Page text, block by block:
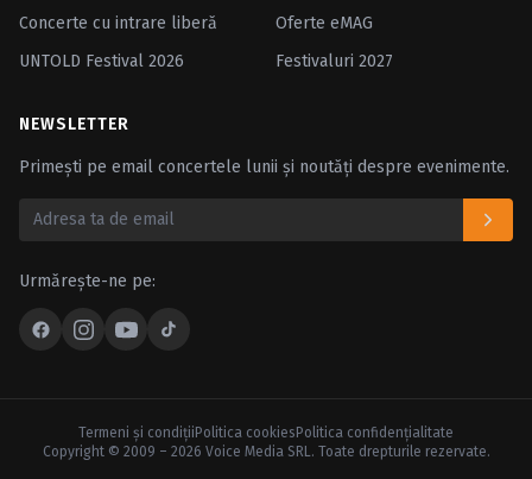
Concerte cu intrare liberă
Oferte eMAG
UNTOLD Festival 2026
Festivaluri 2027
NEWSLETTER
Primești pe email concertele lunii și noutăți despre evenimente.
Urmărește-ne pe:
Termeni şi condiţii Politica cookies Politica confidenţialitate
Copyright © 2009 – 2026 Voice Media SRL. Toate drepturile rezervate.